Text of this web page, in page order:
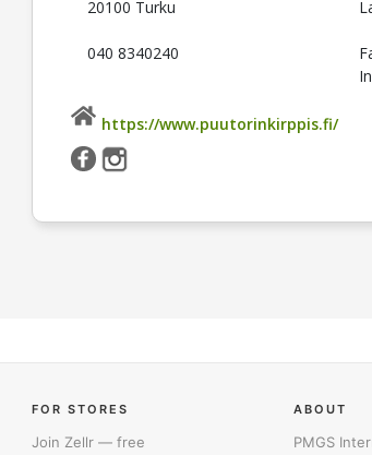
20100 Turku
040 8340240
https://www.puutorinkirppis.fi/
FOR STORES
Join Zellr — free
ABOUT
PMGS